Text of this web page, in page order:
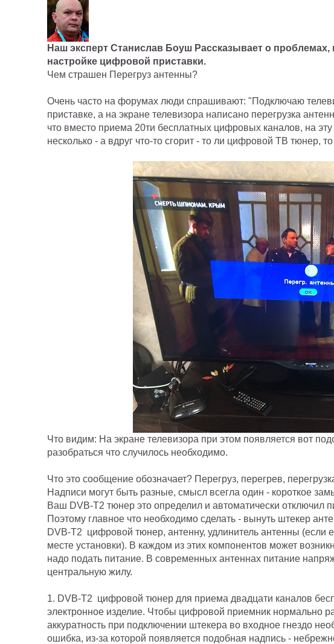
Наш эксперт Станислав Боуш Рассказывает о
настройке цифровой приставки.
Чем страшен Перегруз антенны?
Очень часто на форумах люди спрашивают: "Подключаю
приставке, а на экране телевизора написано перегрузка
что вместо приема 20ти бесплатных цифровых каналов, на
несколько - а вдруг что-то сгорит - то ли цифровой ТВ тюнер,
Что видим: На экране телевизора при этом появляется вот
разобраться что случилось необходимо.
Что это сообщение обозначает? Перегруз, перегрев,
Надписи могут быть разные, смысл всегла один - короткое
Ваш DVB-T2 тюнер это определил и автоматически отключил
Поэтому главное что необходимо сделать - вынуть штекер
DVB-T2 цифровой тюнер, антенну, удлинитель антенны (если
месте установки). В каждом из этих компонентов может
надо подать питание. В современных антеннах питание
центральную жилу.
1. DVB-T2 цифровой тюнер для приема двадцати каналов
электронное изделие. Чтобы цифровой приемник нормально
аккуратность при подключении штекера во входное гнездо
ошибка, из-за которой появляется подобная надпись -